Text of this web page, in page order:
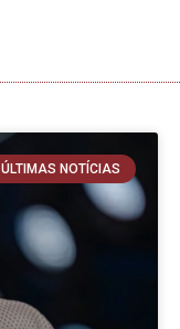
ÚLTIMAS NOTÍCIAS